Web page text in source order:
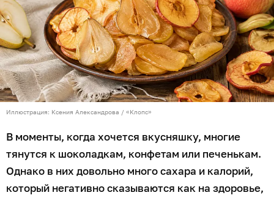
Иллюстрация: Ксения Александрова / «Клопс»
В моменты, когда хочется вкусняшку, многие
тянутся к шоколадкам, конфетам или печенькам.
Однако в них довольно много сахара и калорий,
который негативно сказываются как на здоровье,